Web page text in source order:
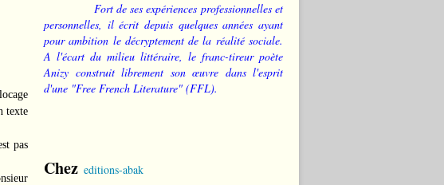
texte
pas
Fort de ses expériences professionnelles et
personnelles, il écrit depuis quelques années ayant
pour ambition le décryptement de la réalité sociale.
A l'écart du milieu littéraire, le franc-tireur poète
Anizy construit librement son œuvre dans l'esprit
d'une "Free French Literature" (FFL).
Chez editions-abak